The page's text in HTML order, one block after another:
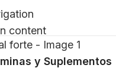
content
to enlarge
y Suplementos